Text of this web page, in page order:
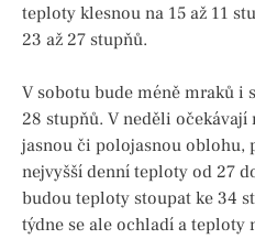
teploty klesnou na 15 až 11
23 až 27 stupňů.
V sobotu bude méně mraků i
28 stupňů. V neděli očekávají
jasnou či polojasnou oblohu,
nejvyšší denní teploty od 27
budou teploty stoupat ke 34
týdne se ale ochladí a teploty